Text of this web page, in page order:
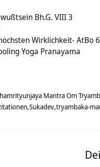
Bh.G. VIII 3
Wirklichkeit- AtBo
Yoga Pranayama
Mantra Om
Sukadev tryambaka-